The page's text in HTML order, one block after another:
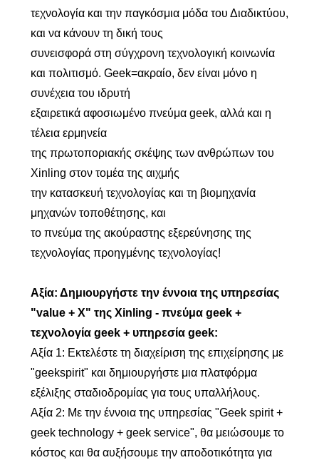
τεχνολογία και την παγκόσμια μόδα του Διαδικτύου,
και να κάνουν τη δική τους
συνεισφορά στη σύγχρονη τεχνολογική κοινωνία
και πολιτισμό. Geek=ακραίο, δεν είναι μόνο η
συνέχεια του ιδρυτή
εξαιρετικά αφοσιωμένο πνεύμα geek, αλλά και η
τέλεια ερμηνεία
της πρωτοποριακής σκέψης των ανθρώπων του
Xinling στον τομέα της αιχμής
την κατασκευή τεχνολογίας και τη βιομηχανία
μηχανών τοποθέτησης, και
το πνεύμα της ακούραστης εξερεύνησης της
τεχνολογίας προηγμένης τεχνολογίας!
Αξία: Δημιουργήστε την έννοια της υπηρεσίας
"value + X" της Xinling - πνεύμα geek +
τεχνολογία geek + υπηρεσία geek:
Αξία 1: Εκτελέστε τη διαχείριση της επιχείρησης με
"geekspirit" και δημιουργήστε μια πλατφόρμα
εξέλιξης σταδιοδρομίας για τους υπαλλήλους.
Αξία 2: Με την έννοια της υπηρεσίας "Geek spirit +
geek technology + geek service", θα μειώσουμε το
κόστος και θα αυξήσουμε την αποδοτικότητα για